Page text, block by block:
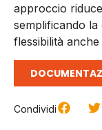
approccio
semplificando la
flessibilità
Condividi